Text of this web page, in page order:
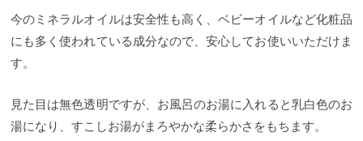
今のミネラルオイルは安全性も高く、ベビーオイルなど化粧品
にも多く使われている成分なので、安心してお使いいただけま
す。
見た目は無色透明ですが、お風呂のお湯に入れると乳白色のお
湯になり、すこしお湯がまろやかな柔らかさをもちます。